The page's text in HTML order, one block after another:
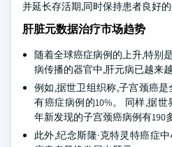
并延长存活期,同时保持患者良好
肝脏元数据治疗市场趋势
随着全球癌症病例的上升,特别
病传播的器官中,肝元病已越来越
例如,据世卫组织称,子宫颈癌
有癌症病例的10%。 同样,据
年新发现的子宫颈癌病例有190
此外,纪念斯隆·克特灵特癌症